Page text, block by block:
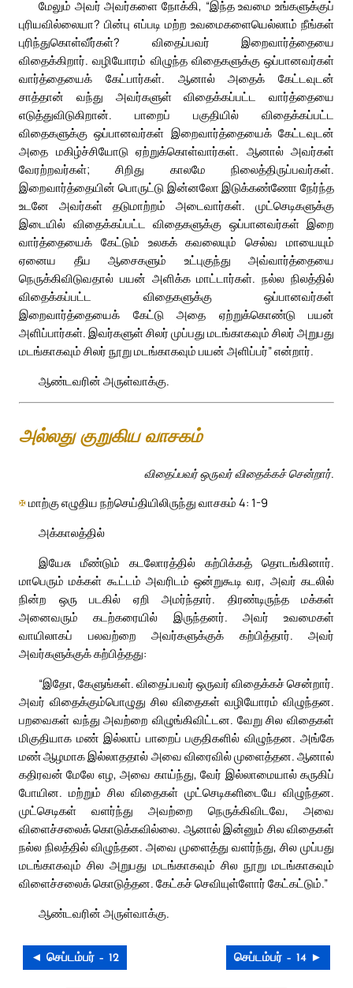
மேலும் அவர் அவர்களை நோக்கி, “இந்த உவமை உங்களுக்குப்
புரியவில்லையா? பின்பு எப்படி மற்ற உவமைகளையெல்லாம் நீங்கள்
புரிந்துகொள்வீர்கள்? விதைப்பவர் இறைவார்த்தையை
விதைக்கிறார். வழியோரம் விழுந்த விதைகளுக்கு ஒப்பானவர்கள்
வார்த்தையைக் கேட்பார்கள். ஆனால் அதைக் கேட்டவுடன்
சாத்தான் வந்து அவர்களுள் விதைக்கப்பட்ட வார்த்தையை
எடுத்துவிடுகிறான். பாறைப் பகுதியில் விதைக்கப்பட்ட
விதைகளுக்கு ஒப்பானவர்கள் இறைவார்த்தையைக் கேட்டவுடன்
அதை மகிழ்ச்சியோடு ஏற்றுக்கொள்வார்கள். ஆனால் அவர்கள்
வேரற்றவர்கள்; சிறிது காலமே நிலைத்திருப்பவர்கள்.
இறைவார்த்தையின் பொருட்டு இன்னலோ இடுக்கண்ணோ நேர்ந்த
உடனே அவர்கள் தடுமாற்றம் அடைவார்கள். முட்செடிகளுக்கு
இடையில் விதைக்கப்பட்ட விதைகளுக்கு ஒப்பானவர்கள் இறை
வார்த்தையைக் கேட்டும் உலகக் கவலையும் செல்வ மாயையும்
ஏனைய தீய ஆசைகளும் உட்புகுந்து அவ்வார்த்தையை
நெருக்கிவிடுவதால் பயன் அளிக்க மாட்டார்கள். நல்ல நிலத்தில்
விதைக்கப்பட்ட விதைகளுக்கு ஒப்பானவர்கள்
இறைவார்த்தையைக் கேட்டு அதை ஏற்றுக்கொண்டு பயன்
அளிப்பார்கள். இவர்களுள் சிலர் முப்பது மடங்காகவும் சிலர் அறுபது
மடங்காகவும் சிலர் நூறு மடங்காகவும் பயன் அளிப்பர்” என்றார்.
ஆண்டவரின் அருள்வாக்கு.
அல்லது குறுகிய வாசகம்
விதைப்பவர் ஒருவர் விதைக்கச் சென்றார்.
✠மாற்கு எழுதிய நற்செய்தியிலிருந்து வாசகம் 4: 1-9
அக்காலத்தில்
இயேசு மீண்டும் கடலோரத்தில் கற்பிக்கத் தொடங்கினார்.
மாபெரும் மக்கள் கூட்டம் அவரிடம் ஒன்றுகூடி வர, அவர் கடலில்
நின்ற ஒரு படகில் ஏறி அமர்ந்தார். திரண்டிருந்த மக்கள்
அனைவரும் கடற்கரையில் இருந்தனர். அவர் உவமைகள்
வாயிலாகப் பலவற்றை அவர்களுக்குக் கற்பித்தார். அவர்
அவர்களுக்குக் கற்பித்தது:
“இதோ, கேளுங்கள். விதைப்பவர் ஒருவர் விதைக்கச் சென்றார்.
அவர் விதைக்கும்பொழுது சில விதைகள் வழியோரம் விழுந்தன.
பறவைகள் வந்து அவற்றை விழுங்கிவிட்டன. வேறு சில விதைகள்
மிகுதியாக மண் இல்லாப் பாறைப் பகுதிகளில் விழுந்தன. அங்கே
மண் ஆழமாக இல்லாததால் அவை விரைவில் முளைத்தன. ஆனால்
கதிரவன் மேலே எழ, அவை காய்ந்து, வேர் இல்லாமையால் கருகிப்
போயின. மற்றும் சில விதைகள் முட்செடிகளிடையே விழுந்தன.
முட்செடிகள் வளர்ந்து அவற்றை நெருக்கிவிடவே, அவை
விளைச்சலைக் கொடுக்கவில்லை. ஆனால் இன்னும் சில விதைகள்
நல்ல நிலத்தில் விழுந்தன. அவை முளைத்து வளர்ந்து, சில முப்பது
மடங்காகவும் சில அறுபது மடங்காகவும் சில நூறு மடங்காகவும்
விளைச்சலைக் கொடுத்தன. கேட்கச் செவியுள்ளோர் கேட்கட்டும்.”
ஆண்டவரின் அருள்வாக்கு.
◄ செப்டம்பர் – 12 செப்டம்பர் – 14 ►